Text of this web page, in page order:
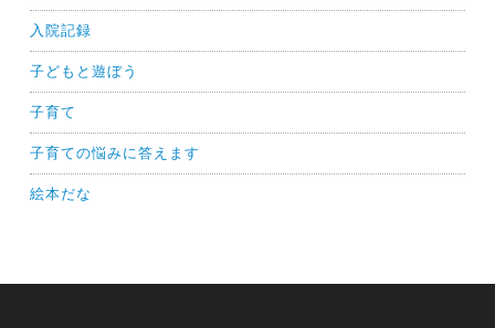
入院記録
子どもと遊ぼう
子育て
子育ての悩みに答えます
絵本だな